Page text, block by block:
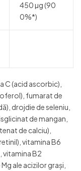
450 µg (90
0%*)
C (acid ascorbic),
fumarat de
drojdie de seleniu,
de mangan,
de calciu),
vitamina B6
vitamina B2
ale acizilor grași,